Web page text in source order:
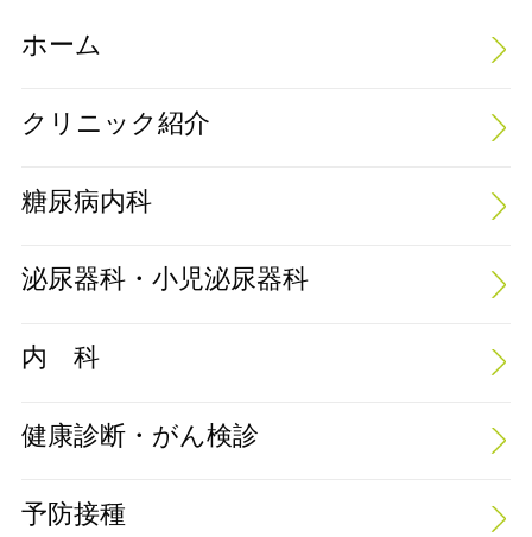
ホーム
クリニック紹介
糖尿病内科
泌尿器科・小児泌尿器科
内 科
健康診断・がん検診
予防接種